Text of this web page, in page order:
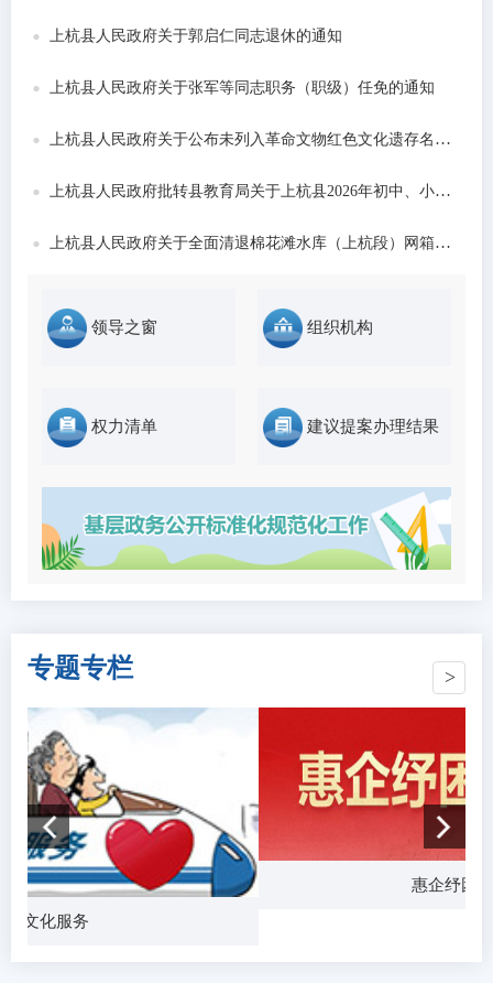
上杭县人民政府关于郭启仁同志退休的通知
上杭县人民政府关于张军等同志职务（职级）任免的通知
上杭县人民政府关于公布未列入革命文物红色文化遗存名录的通告
上杭县人民政府批转县教育局关于上杭县2026年初中、小学和城区公办幼儿园招生工作意...
上杭县人民政府关于全面清退棉花滩水库（上杭段）网箱养殖的通告
领导之窗 组织机构
权力清单 建议提案办理结果
专题专栏
文化服务
惠企纾困